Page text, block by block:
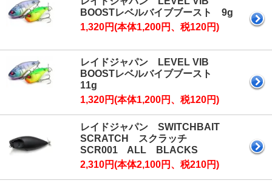
BOOSTレベルバイブブースト 9g
1,320円(本体1,200円、税120円)
レイドジャパン LEVEL VIB
BOOSTレベルバイブブースト
11g
1,320円(本体1,200円、税120円)
レイドジャパン SWITCHBAIT
SCRATCH スクラッチ
SCR001 ALL BLACKS
2,310円(本体2,100円、税210円)